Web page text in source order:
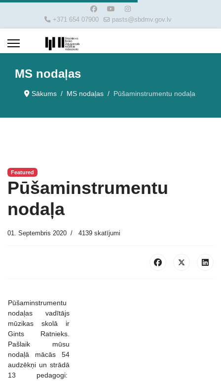
+371 654 07900 pasts@sbdmv.gov.lv
MS nodaļas
Sākums MS nodaļas Pūšaminstrumentu nodaļa
Featured
Pūšaminstrumentu
nodaļa
01. Septembris 2020 4139 skatījumi
Pūšaminstrumentu
nodaļas vadītājs
mūzikas skolā ir
Gints Ratnieks.
Pašlaik mūsu
nodaļā mācās 54
audzēkņi un strādā
13 pedagogi: